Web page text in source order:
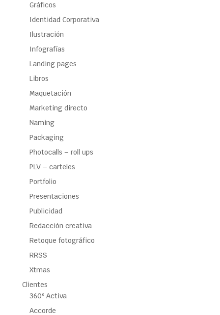
Gráficos
Identidad Corporativa
Ilustración
Infografías
Landing pages
Libros
Maquetación
Marketing directo
Naming
Packaging
Photocalls – roll ups
PLV – carteles
Portfolio
Presentaciones
Publicidad
Redacción creativa
Retoque fotográfico
RRSS
Xtmas
Clientes
360º Activa
Accorde